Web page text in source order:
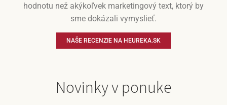
hodnotu než akýkoľvek marketingový text, ktorý by
sme dokázali vymyslieť.
NAŠE RECENZIE NA HEUREKA.SK
Novinky v ponuke